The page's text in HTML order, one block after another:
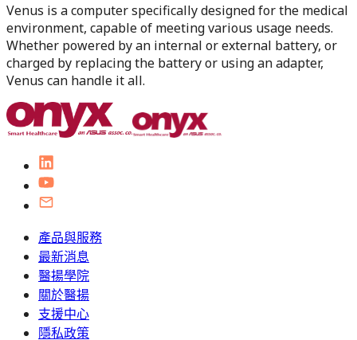
Venus is a computer specifically designed for the medical
environment, capable of meeting various usage needs.
Whether powered by an internal or external battery, or
charged by replacing the battery or using an adapter,
Venus can handle it all.
產品與服務
最新消息
醫揚學院
關於醫揚
支援中心
隱私政策